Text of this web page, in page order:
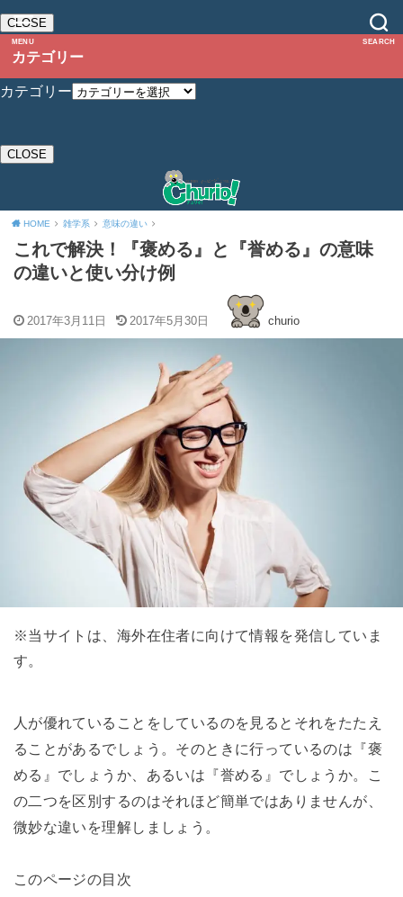
MENU
CLOSE
カテゴリー
カテゴリー
CLOSE
SEARCH
HOME 雑学系 意味の違い
これで解決！『褒める』と『誉める』の意味
の違いと使い分け例
2017年3月11日 2017年5月30日 churio
※当サイトは、海外在住者に向けて情報を発信していま
す。
人が優れていることをしているのを見るとそれをたたえ
ることがあるでしょう。そのときに行っているのは『褒
める』でしょうか、あるいは『誉める』でしょうか。こ
の二つを区別するのはそれほど簡単ではありませんが、
微妙な違いを理解しましょう。
このページの目次